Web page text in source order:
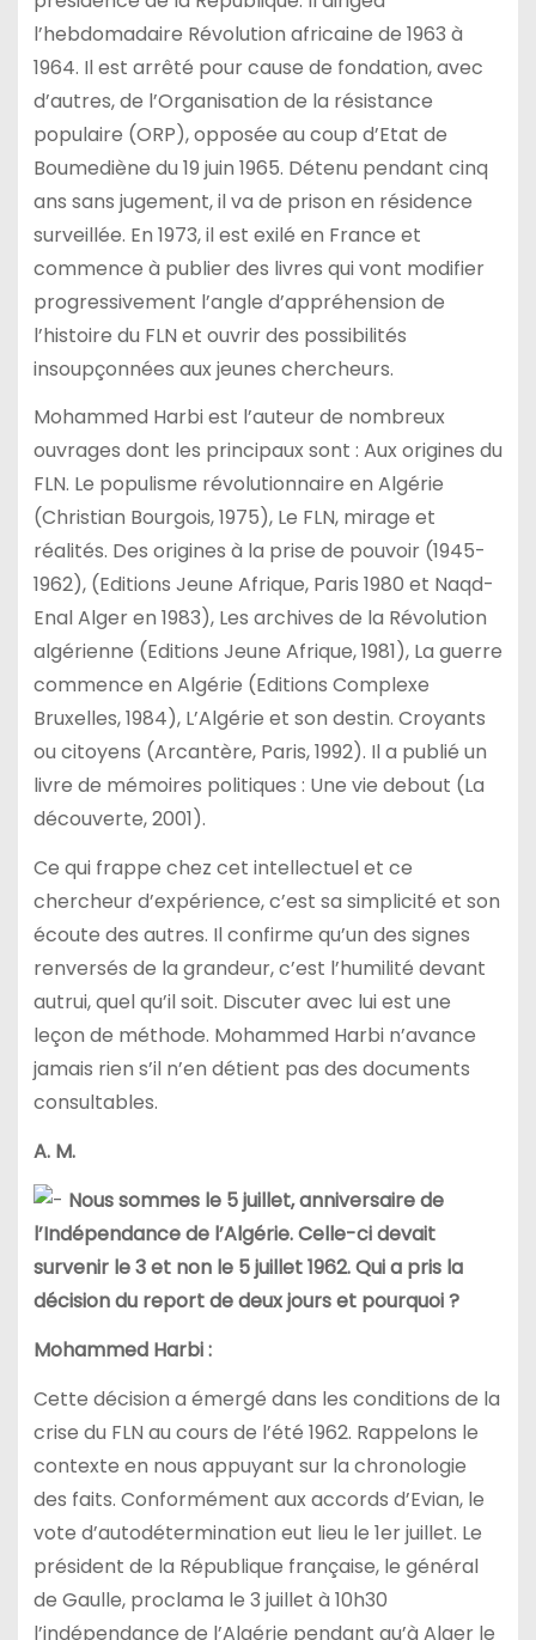
l’hebdomadaire Révolution africaine de 1963 à
1964. Il est arrêté pour cause de fondation, avec
d’autres, de l’Organisation de la résistance
populaire (ORP), opposée au coup d’Etat de
Boumediène du 19 juin 1965. Détenu pendant cinq
ans sans jugement, il va de prison en résidence
surveillée. En 1973, il est exilé en France et
commence à publier des livres qui vont modifier
progressivement l’angle d’appréhension de
l’histoire du FLN et ouvrir des possibilités
insoupçonnées aux jeunes chercheurs.
Mohammed Harbi est l’auteur de nombreux
ouvrages dont les principaux sont : Aux origines du
FLN. Le populisme révolutionnaire en Algérie
(Christian Bourgois, 1975), Le FLN, mirage et
réalités. Des origines à la prise de pouvoir (1945-
1962), (Editions Jeune Afrique, Paris 1980 et Naqd-
Enal Alger en 1983), Les archives de la Révolution
algérienne (Editions Jeune Afrique, 1981), La guerre
commence en Algérie (Editions Complexe
Bruxelles, 1984), L’Algérie et son destin. Croyants
ou citoyens (Arcantère, Paris, 1992). Il a publié un
livre de mémoires politiques : Une vie debout (La
découverte, 2001).
Ce qui frappe chez cet intellectuel et ce
chercheur d’expérience, c’est sa simplicité et son
écoute des autres. Il confirme qu’un des signes
renversés de la grandeur, c’est l’humilité devant
autrui, quel qu’il soit. Discuter avec lui est une
leçon de méthode. Mohammed Harbi n’avance
jamais rien s’il n’en détient pas des documents
consultables.
A. M.
Nous sommes le 5 juillet, anniversaire de
l’Indépendance de l’Algérie. Celle-ci devait
survenir le 3 et non le 5 juillet 1962. Qui a pris la
décision du report de deux jours et pourquoi ?
Mohammed Harbi :
Cette décision a émergé dans les conditions de la
crise du FLN au cours de l’été 1962. Rappelons le
contexte en nous appuyant sur la chronologie
des faits. Conformément aux accords d’Evian, le
vote d’autodétermination eut lieu le 1er juillet. Le
président de la République française, le général
de Gaulle, proclama le 3 juillet à 10h30
l’indépendance de l’Algérie pendant qu’à Alger le